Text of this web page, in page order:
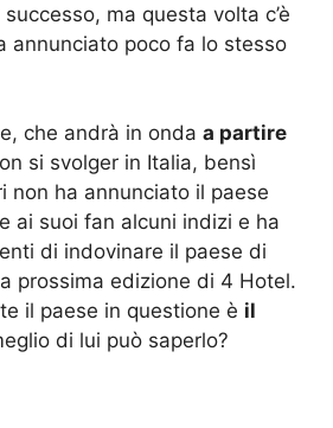
ma questa volta c’è
annunciato poco fa lo stesso
che andrà in onda a partire
si svolger in Italia, bensì
non ha annunciato il paese
ai suoi fan alcuni indizi e ha
di indovinare il paese di
prossima edizione di 4 Hotel.
il paese in questione è il
di lui può saperlo?